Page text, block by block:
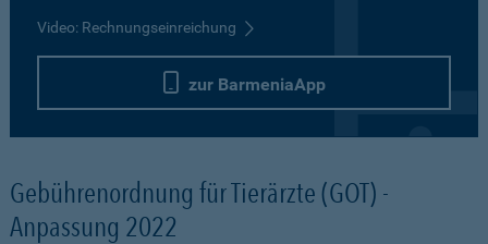
Video: Rechnungseinreichung
zur BarmeniaApp
Gebührenordnung für Tierärzte (GOT) -
Anpassung 2022